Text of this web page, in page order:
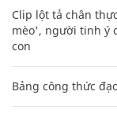
Clip lột tả chân
mèo', người tinh ý
con
Bảng công thức